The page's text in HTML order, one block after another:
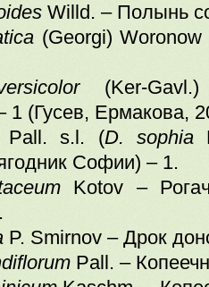
Willd. – Полынь
(Georgi)
(Ker-
1 (Гусев, Ермакова,
Pall. s.l. (D. sophia
Софии) – 1.
Kotov –
P. Smirnov – Дрок
Pall. –